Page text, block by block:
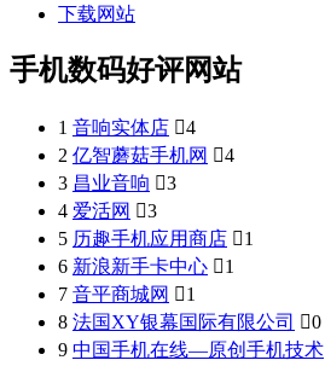
下载网站
手机数码好评网站
1 音响实体店 4
2 亿智蘑菇手机网 4
3 昌业音响 3
4 爱活网 3
5 历趣手机应用商店 1
6 新浪新手卡中心 1
7 音平商城网 1
8 法国XY银幕国际有限公司 0
9 中国手机在线—原创手机技术